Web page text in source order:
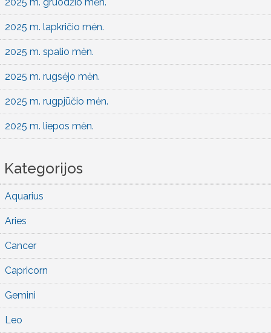
2025 m. lapkričio mėn.
2025 m. spalio mėn.
2025 m. rugsėjo mėn.
2025 m. rugpjūčio mėn.
2025 m. liepos mėn.
Kategorijos
Aquarius
Aries
Cancer
Capricorn
Gemini
Leo